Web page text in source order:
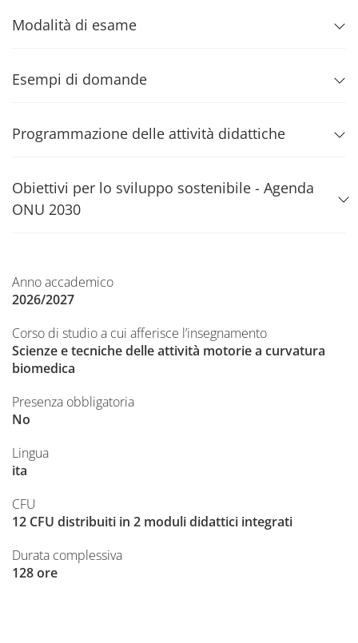
Modalità di esame
Esempi di domande
Programmazione delle attività didattiche
Obiettivi per lo sviluppo sostenibile - Agenda
ONU 2030
Anno accademico
2026/2027
Corso di studio a cui afferisce l’insegnamento
Scienze e tecniche delle attività motorie a curvatura
biomedica
Presenza obbligatoria
No
Lingua
ita
CFU
12 CFU distribuiti in 2 moduli didattici integrati
Durata complessiva
128 ore